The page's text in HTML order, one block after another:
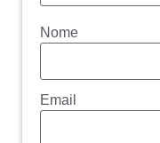
Nome
Email